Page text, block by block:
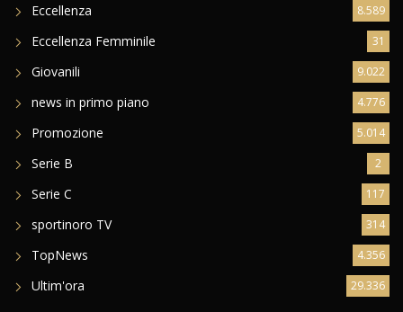
Eccellenza 8.589
Eccellenza Femminile 31
Giovanili 9.022
news in primo piano 4.776
Promozione 5.014
Serie B 2
Serie C 117
sportinoro TV 314
TopNews 4.356
Ultim'ora 29.336